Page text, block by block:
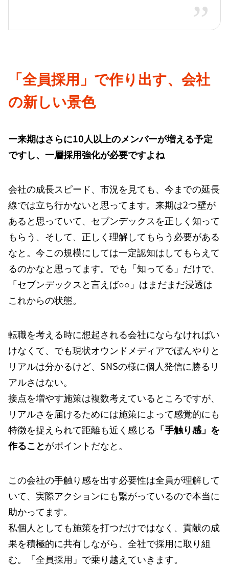
「全員採用」で作り出す、会社
の新しい景色
ー来期はさらに10人以上のメンバーが増える予定
ですし、一層採用強化が必要ですよね
会社の成長スピード、市況を見ても、今までの延長
線では立ち行かないと思ってます。来期は2つ壁が
あると思っていて、セブンデックスを正しく知って
もらう、そして、正しく理解してもらう必要がある
なと。今この規模にしては一定認知はしてもらえて
るのかなと思ってます。でも「知ってる」だけで、
「セブンデックスと言えば○○」はまだまだ浸透は
これからの状態。
転職を考える時に想起される会社にならなければい
けなくて、でも現状オウンドメディアでぼんやりと
リアルは分かるけど、SNSの様に個人発信に勝るリ
アルさはない。
接点を増やす施策は複数考えているところですが、
リアルさを届けるためには施策によって感覚的にも
特徴を捉えられて距離も近く感じる 「手触り感」を
作ることがポイントだなと。
この会社の手触り感を出す必要性は全員が理解して
いて、実際アクションにも繋がっているので本当に
助かってます。
私個人としても施策を打つだけではなく、貢献の成
果を積極的に共有しながら、全社で採用に取り組
む。「全員採用」で乗り越えていきます。